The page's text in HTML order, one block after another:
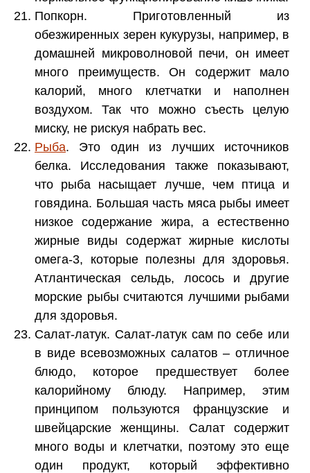
Попкорн. Приготовленный из
обезжиренных зерен кукурузы, например, в
домашней микроволновой печи, он имеет
много преимуществ. Он содержит мало
калорий, много клетчатки и наполнен
воздухом. Так что можно съесть целую
миску, не рискуя набрать вес.
Рыба. Это один из лучших источников
белка. Исследования также показывают,
что рыба насыщает лучше, чем птица и
говядина. Большая часть мяса рыбы имеет
низкое содержание жира, а естественно
жирные виды содержат жирные кислоты
омега-3, которые полезны для здоровья.
Атлантическая сельдь, лосось и другие
морские рыбы считаются лучшими рыбами
для здоровья.
Салат-латук. Салат-латук сам по себе или
в виде всевозможных салатов – отличное
блюдо, которое предшествует более
калорийному блюду. Например, этим
принципом пользуются французские и
швейцарские женщины. Салат содержит
много воды и клетчатки, поэтому это еще
один продукт, который эффективно